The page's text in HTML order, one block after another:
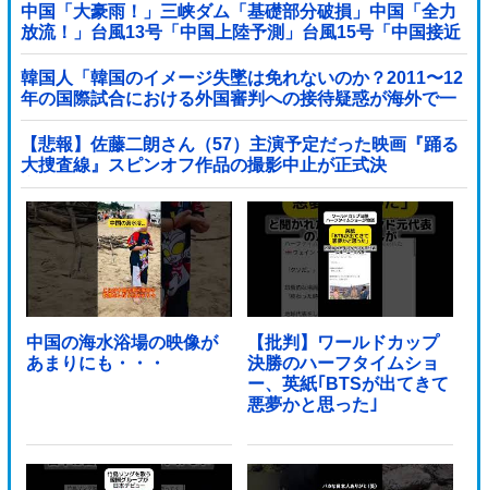
中国「大豪雨！」三峡ダム「基礎部分破損」中国「全力
放流！」台風13号「中国上陸予測」台風15号「中国接近
（画像」中国「台風同時上陸！（穀物生産が壊滅危機」
→
韓国人「韓国のイメージ失墜は免れないのか？2011〜12
年の国際試合における外国審判への接待疑惑が海外で一
斉に報じられる‥」
【悲報】佐藤二朗さん（57）主演予定だった映画『踊る
大捜査線』スピンオフ作品の撮影中止が正式決
定・・・・・・・・・他
中国の海水浴場の映像が
あまりにも・・・
【批判】ワールドカップ
決勝のハーフタイムショ
ー、英紙｢BTSが出てきて
悪夢かと思った｣